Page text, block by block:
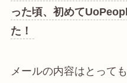
った頃、初めて
た！
メールの内容はとって